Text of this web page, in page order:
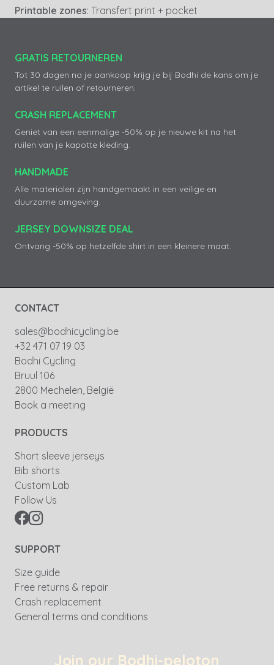
Printable zones: Transfert print + pocket
GRATIS RETOURNEREN
Tot 30 dagen na je aankoop krijg je bij Bodhi de kans om je
artikel te ruilen of retourneren.
CRASH REPLACEMENT
Geniet van een eenmalige -50% op je nieuwe kit na het
ruilen van je kapotte kleding.
HANDMADE
Alle materialen zijn handgemaakt in een veilige en
duurzame omgeving.
JERSEY DOWNSIZE DEAL
Ontvang -50% op hetzelfde shirt in een kleinere maat.
CONTACT
sales@bodhicycling.be
+32 471 07 19 03
Bodhi Cycling
Bruul 106
2800 Mechelen, België
Book a meeting
PRODUCTS
Short sleeve jerseys
Bib shorts
Custom Lab
Follow Us
SUPPORT
Size guide
Free returns & repair
Crash replacement
General terms and conditions
Join our Bodhi-peloton